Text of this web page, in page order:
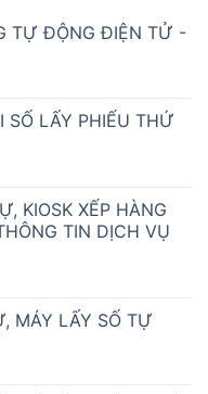
TỰ ĐỘNG ĐIỆN TỬ -
SỐ LẤY PHIẾU THỨ
KIOSK XẾP HÀNG
TIN DỊCH VỤ
MÁY LẤY SỐ TỰ